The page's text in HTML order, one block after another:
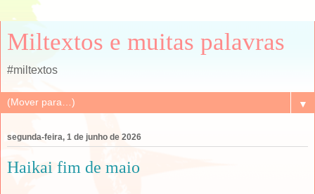
Miltextos e muitas palavras
#miltextos
▼
segunda-feira, 1 de junho de 2026
Haikai fim de maio